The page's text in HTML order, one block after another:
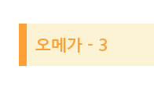
오메가 - 3